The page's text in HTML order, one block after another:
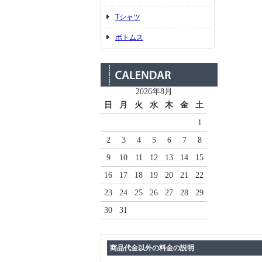
Tシャツ
ボトムス
2026年8月
日
月 火 水 木 金
土
1
2
3 4 5 6 7
8
9
10 11 12 13 14
15
16
17 18 19 20 21
22
23
24 25 26 27 28
29
30
31
商品代金以外の料金の説明